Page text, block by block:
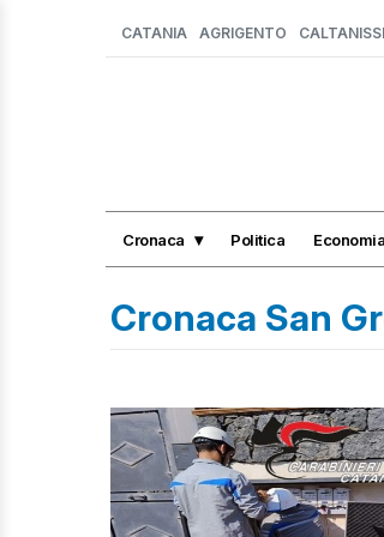
CATANIA AGRIGENTO
Cronaca Politica Economia
Cronaca San